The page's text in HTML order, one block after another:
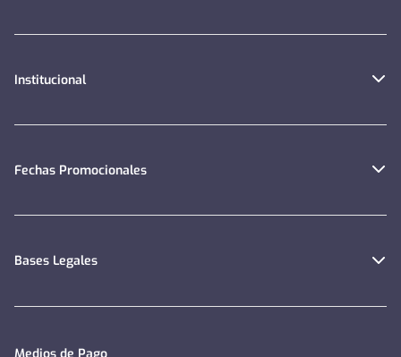
Institucional
Fechas Promocionales
Bases Legales
Medios de Pago